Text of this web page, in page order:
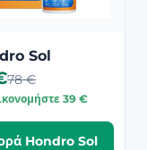
Sol
78 €
39 €
Hondro Sol